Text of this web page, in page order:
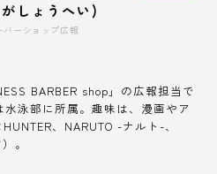
しょうへい)
バーショップ広報
BARBER shop」の広報担当で
泳部に所属。趣味は、漫画やア
、NARUTO -ナルト-、
。